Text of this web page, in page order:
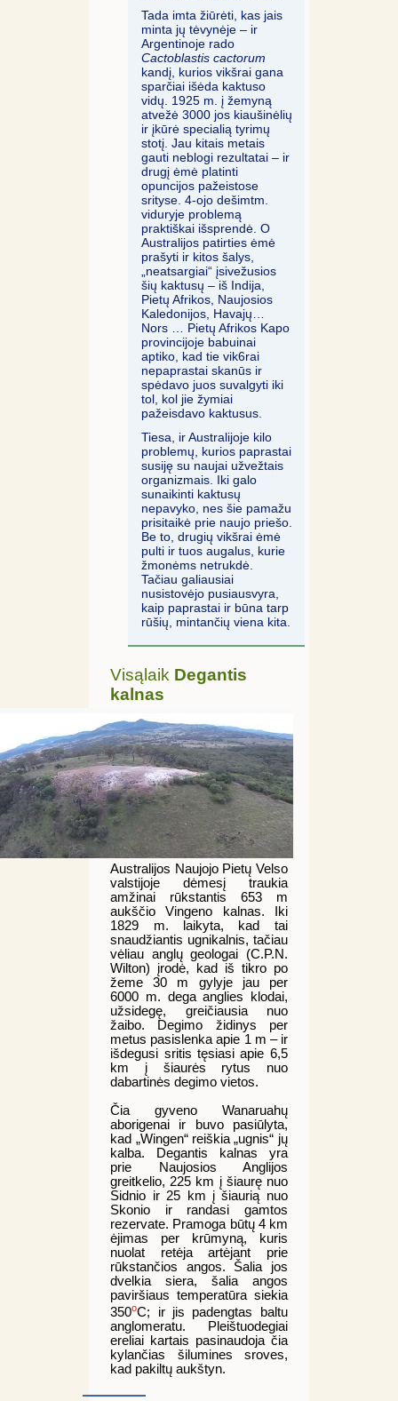
Tada imta žiūrėti, kas jais
minta jų tėvynėje – ir
Argentinoje rado
Cactoblastis cactorum
kandį, kurios vikšrai gana
sparčiai išėda kaktuso
vidų. 1925 m. į žemyną
atvežė 3000 jos kiaušinėlių
ir įkūrė specialią tyrimų
stotį. Jau kitais metais
gauti neblogi rezultatai – ir
drugį ėmė platinti
opuncijos pažeistose
srityse. 4-ojo dešimtm.
viduryje problemą
praktiškai išsprendė. O
Australijos patirties ėmė
prašyti ir kitos šalys,
„neatsargiai“ įsivežusios
šių kaktusų – iš Indija,
Pietų Afrikos, Naujosios
Kaledonijos, Havajų…
Nors … Pietų Afrikos Kapo
provincijoje babuinai
aptiko, kad tie vik6rai
nepaprastai skanūs ir
spėdavo juos suvalgyti iki
tol, kol jie žymiai
pažeisdavo kaktusus.
Tiesa, ir Australijoje kilo
problemų, kurios paprastai
susiję su naujai užvežtais
organizmais. Iki galo
sunaikinti kaktusų
nepavyko, nes šie pamažu
prisitaikė prie naujo priešo.
Be to, drugių vikšrai ėmė
pulti ir tuos augalus, kurie
žmonėms netrukdė.
Tačiau galiausiai
nusistovėjo pusiausvyra,
kaip paprastai ir būna tarp
rūšių, mintančių viena kita.
Visąlaik Degantis
kalnas
Australijos Naujojo Pietų Velso
valstijoje dėmesį traukia
amžinai rūkstantis 653 m
aukščio Vingeno kalnas. Iki
1829 m. laikyta, kad tai
snaudžiantis ugnikalnis, tačiau
vėliau anglų geologai (C.P.N.
Wilton) įrodė, kad iš tikro po
žeme 30 m gylyje jau per
6000 m. dega anglies klodai,
užsidegę, greičiausia nuo
žaibo. Degimo židinys per
metus pasislenka apie 1 m – ir
išdegusi sritis tęsiasi apie 6,5
km į šiaurės rytus nuo
dabartinės degimo vietos.
Čia gyveno Wanaruahų
aborigenai ir buvo pasiūlyta,
kad „Wingen“ reiškia „ugnis“ jų
kalba. Degantis kalnas yra
prie Naujosios Anglijos
greitkelio, 225 km į šiaurę nuo
Sidnio ir 25 km į šiaurią nuo
Skonio ir randasi gamtos
rezervate. Pramoga būtų 4 km
ėjimas per krūmyną, kuris
nuolat retėja artėjant prie
rūkstančios angos. Šalia jos
dvelkia siera, šalia angos
paviršiaus temperatūra siekia
350oC; ir jis padengtas baltu
anglomeratu. Pleištuodegiai
ereliai kartais pasinaudoja čia
kylančias šilumines sroves,
kad pakiltų aukštyn.